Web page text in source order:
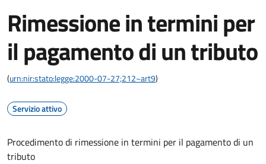
Rimessione in termini per
il pagamento di un tributo
(urn:nir:stato:legge:2000-07-27;212~art9)
Servizio attivo
Procedimento di rimessione in termini per il pagamento di un
tributo